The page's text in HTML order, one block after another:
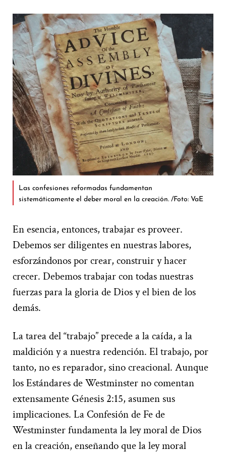
Las confesiones reformadas fundamentan
sistemáticamente el deber moral en la creación. /Foto: VaE
En esencia, entonces, trabajar es proveer.
Debemos ser diligentes en nuestras labores,
esforzándonos por crear, construir y hacer
crecer. Debemos trabajar con todas nuestras
fuerzas para la gloria de Dios y el bien de los
demás.
La tarea del “trabajo” precede a la caída, a la
maldición y a nuestra redención. El trabajo, por
tanto, no es reparador, sino creacional. Aunque
los Estándares de Westminster no comentan
extensamente Génesis 2:15, asumen sus
implicaciones. La Confesión de Fe de
Westminster fundamenta la ley moral de Dios
en la creación, enseñando que la ley moral